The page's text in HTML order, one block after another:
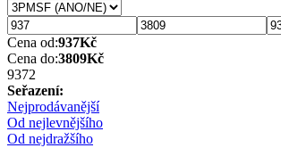
Cena od:937Kč
Cena do:3809Kč
9372
Seřazení:
Nejprodávanější
Od nejlevnějšího
Od nejdražšího